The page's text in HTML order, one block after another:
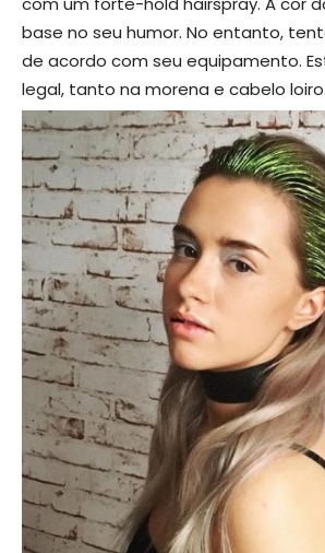
base no seu humor. No entanto,
de acordo com seu equipamento.
legal, tanto na morena e cabelo loiro.